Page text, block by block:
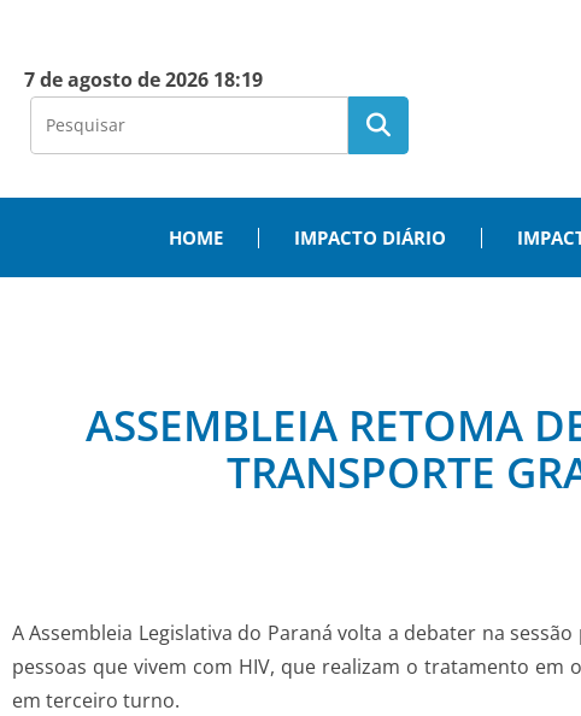
7 de agosto de 2026 18:19
HOME IMPACTO DIÁRIO
ASSEMBLEIA RETOMA
TRANSPORTE
A Assembleia Legislativa do Paraná volta a debater na
pessoas que vivem com HIV, que realizam o tratamento
em terceiro turno.